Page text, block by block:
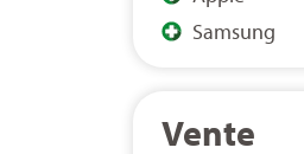
Samsung
Vente